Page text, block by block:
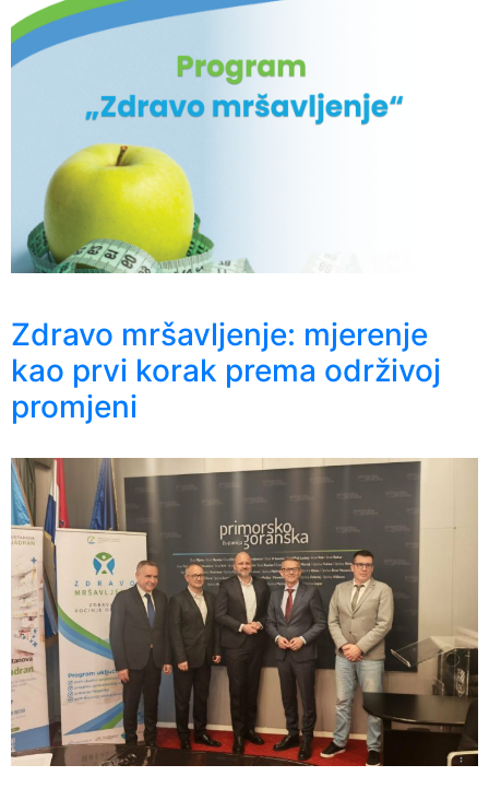
Zdravo mršavljenje: mjerenje
kao prvi korak prema održivoj
promjeni